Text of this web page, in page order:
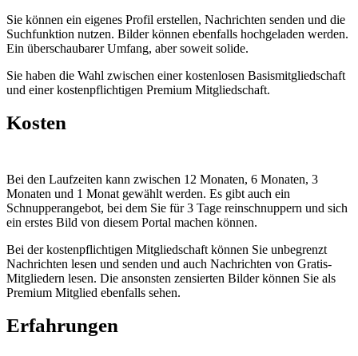
Sie können ein eigenes Profil erstellen, Nachrichten senden und die
Suchfunktion nutzen. Bilder können ebenfalls hochgeladen werden.
Ein überschaubarer Umfang, aber soweit solide.
Sie haben die Wahl zwischen einer kostenlosen Basismitgliedschaft
und einer kostenpflichtigen Premium Mitgliedschaft.
Kosten
Bei den Laufzeiten kann zwischen 12 Monaten, 6 Monaten, 3
Monaten und 1 Monat gewählt werden. Es gibt auch ein
Schnupperangebot, bei dem Sie für 3 Tage reinschnuppern und sich
ein erstes Bild von diesem Portal machen können.
Bei der kostenpflichtigen Mitgliedschaft können Sie unbegrenzt
Nachrichten lesen und senden und auch Nachrichten von Gratis-
Mitgliedern lesen. Die ansonsten zensierten Bilder können Sie als
Premium Mitglied ebenfalls sehen.
Erfahrungen